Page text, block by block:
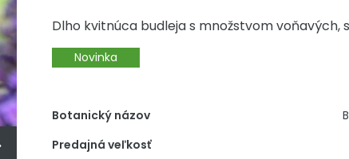
Dlho kvitnúca budleja s množstvom voňavých,
Novinka
Botanický názov
Predajná veľkosť